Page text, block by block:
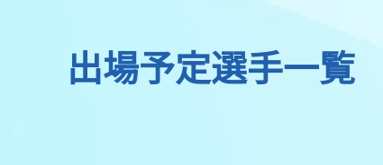
ボートデータ
出目データ
施設案内
有料席情報
選手募集
レーサーズファイル
出場予定選手一覧